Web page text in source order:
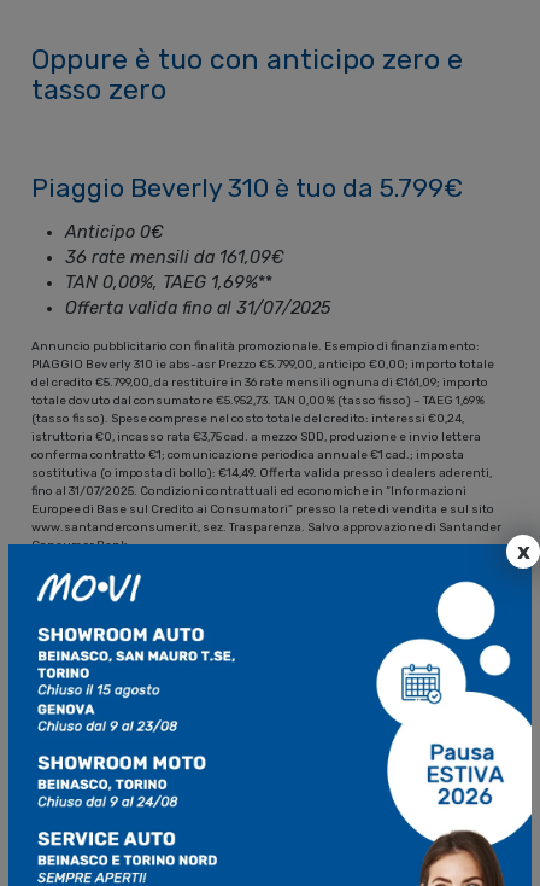
Oppure è tuo con anticipo zero e
tasso zero
Piaggio Beverly 310 è tuo da 5.799€
Anticipo 0€
36 rate mensili da 161,09€
TAN 0,00%, TAEG 1,69%**
Offerta valida fino al 31/07/2025
Annuncio pubblicitario con finalità promozionale. Esempio di finanziamento:
PIAGGIO Beverly 310 ie abs-asr Prezzo €5.799,00, anticipo €0,00; importo totale
del credito €5.799,00, da restituire in 36 rate mensili ognuna di €161,09; importo
totale dovuto dal consumatore €5.952,73. TAN 0,00% (tasso fisso) – TAEG 1,69%
(tasso fisso). Spese comprese nel costo totale del credito: interessi €0,24,
istruttoria €0, incasso rata €3,75 cad. a mezzo SDD, produzione e invio lettera
conferma contratto €1; comunicazione periodica annuale €1 cad.; imposta
sostitutiva (o imposta di bollo): €14,49. Offerta valida presso i dealers aderenti,
fino al 31/07/2025. Condizioni contrattuali ed economiche in “Informazioni
Europee di Base sul Credito ai Consumatori” presso la rete di vendita e sul sito
www.santanderconsumer.it, sez. Trasparenza. Salvo approvazione di Santander
Consumer Bank.
x